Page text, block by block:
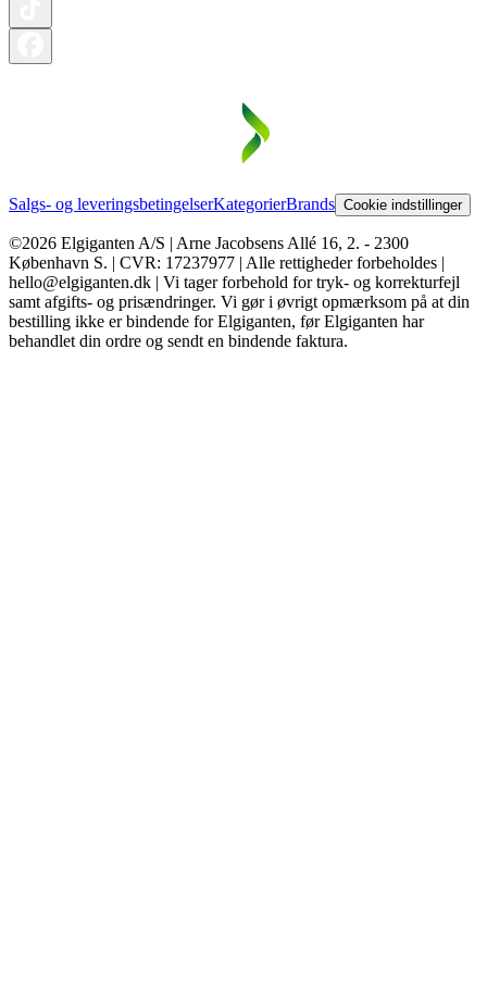
Salgs- og leveringsbetingelserKategorierBrands Cookie indstillinger
©2026 Elgiganten A/S | Arne Jacobsens Allé 16, 2. - 2300
København S. | CVR: 17237977 | Alle rettigheder forbeholdes |
hello@elgiganten.dk | Vi tager forbehold for tryk- og korrekturfejl
samt afgifts- og prisændringer. Vi gør i øvrigt opmærksom på at din
bestilling ikke er bindende for Elgiganten, før Elgiganten har
behandlet din ordre og sendt en bindende faktura.